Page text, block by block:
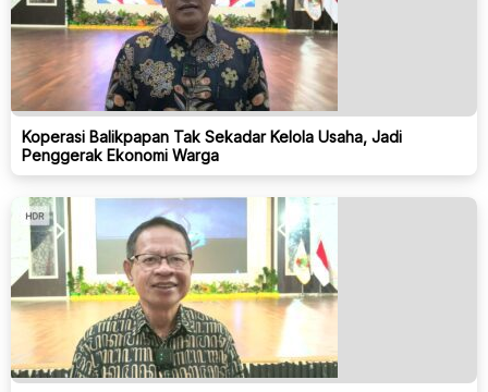
Koperasi Balikpapan Tak Sekadar Kelola Usaha, Jadi
Penggerak Ekonomi Warga